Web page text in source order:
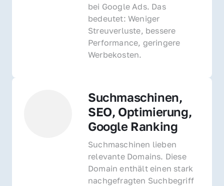
bei Google Ads. Das
bedeutet: Weniger
Streuverluste, bessere
Performance, geringere
Werbekosten.
Suchmaschinen,
SEO, Optimierung,
Google Ranking
Suchmaschinen lieben
relevante Domains. Diese
Domain enthält einen stark
nachgefragten Suchbegriff